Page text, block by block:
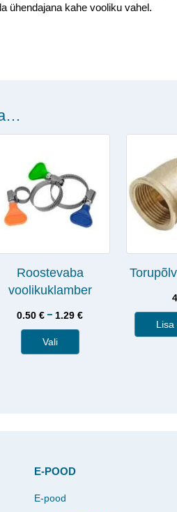
ühendajana kahe vooliku vahel.
Roostevaba
voolikuklamber
0.50€ – 1.29€
Vali
Lisa
E-POOD
E-pood